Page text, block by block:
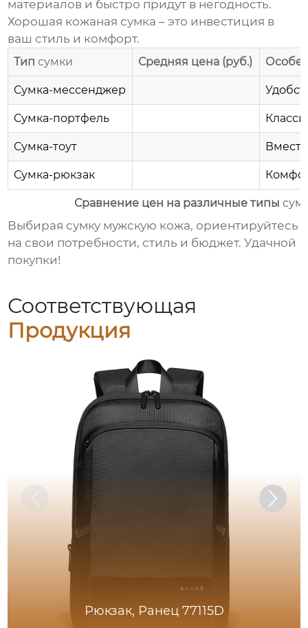
материалов и быстро придут в негодность.
Хорошая кожаная сумка – это инвестиция в
ваш стиль и комфорт.
Сравнение цен на различные типы
Типсумки Средняя цена (руб.)
Сумка-мессенджер
Сумка-портфель
Сумка-тоут
Сумка-рюкзак
Выбирая сумку мужскую кожа, ориентируйтесь
на свои потребности, стиль и бюджет. Удачной
покупки!
Соответствующая
Продукция
Рюкзак, Ранец 77115D